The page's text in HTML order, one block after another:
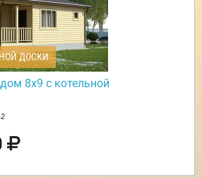
ДОСКИ
8х9 с котельной
2